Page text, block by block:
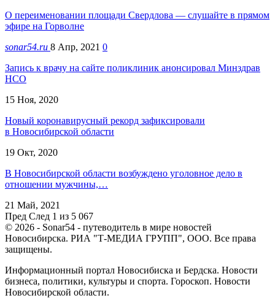
О переименовании площади Свердлова — слушайте в прямом
эфире на Горволне
sonar54.ru 8 Апр, 2021 0
Запись к врачу на сайте поликлиник анонсировал Минздрав
НСО
15 Ноя, 2020
Новый коронавирусный рекорд зафиксировали
в Новосибирской области
19 Окт, 2020
В Новосибирской области возбуждено уголовное дело в
отношении мужчины,…
21 Май, 2021
Пред След 1 из 5 067
© 2026 - Sonar54 - путеводитель в мире новостей
Новосибирска. РИА "Т-МЕДИА ГРУПП", ООО. Все права
защищены.
Информационный портал Новосибиска и Бердска. Новости
бизнеса, политики, культуры и спорта. Гороскоп. Новости
Новосибирской области.